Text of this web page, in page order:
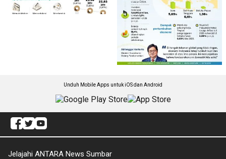
Unduh Mobile Apps untuk iOS dan Android
Jelajahi ANTARA News Sumbar